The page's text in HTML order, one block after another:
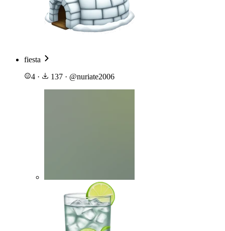
fiesta
4 · 137 · @nuriate2006